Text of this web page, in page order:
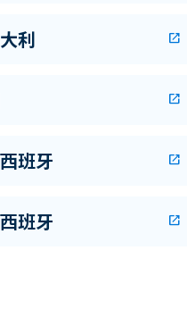
利 open_in_new
open_in_new
班牙 open_in_new
班牙 open_in_new